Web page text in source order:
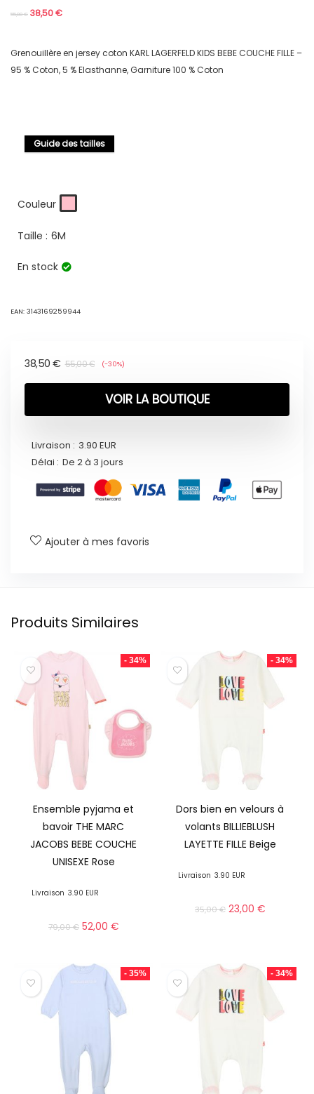
55,00€ 38,50€
Grenouillère en jersey coton KARL LAGERFELD KIDS BEBE COUCHE FILLE –
95 % Coton, 5 % Elasthanne, Garniture 100 % Coton
Guide des tailles
Couleur
Taille : 6M
En stock
EAN: 3143169259944
55,00€
38,50 € (-30%)
VOIR LA BOUTIQUE
Livraison : 3.90 EUR
Délai : De 2 à 3 jours
Ajouter à mes favoris
Produits Similaires
- 34%
Ensemble pyjama et
bavoir THE MARC
JACOBS BEBE COUCHE
UNISEXE Rose
Livraison 3.90 EUR
79,00€ 52,00 €
- 34%
Dors bien en velours à
volants BILLIEBLUSH
LAYETTE FILLE Beige
Livraison 3.90 EUR
35,00€ 23,00 €
- 35% - 34%